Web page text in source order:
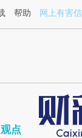
14xkNXuF](https://
帮助 网上有害
观点